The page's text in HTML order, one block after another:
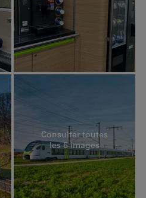
Consulter toutes
les 6 images